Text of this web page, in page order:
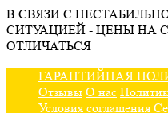
В СВЯЗИ С
СИТУАЦИЕЙ - ЦЕНЫ НА
ОТЛИЧАТЬСЯ
ГАРАНТИЙНАЯ
Отзывы О нас
Условия соглашения